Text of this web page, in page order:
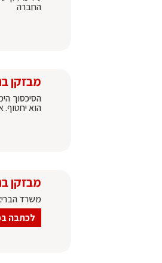
החברה
מבזקן
הסיכסוך
הוא יחטוף.
מבזקן
משרד הבריאות: עד כה אובחנו 246 חולים
לכתבה